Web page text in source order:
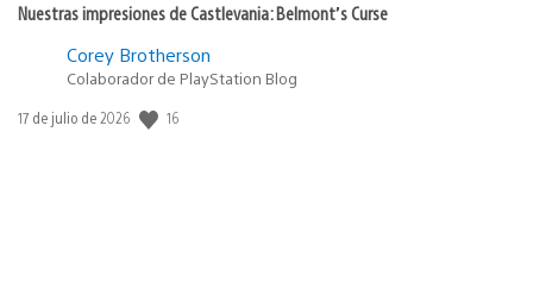
Nuestras impresiones de Castlevania: Belmont’s Curse
Corey Brotherson
Colaborador de PlayStation Blog
Fecha
17 de julio de 2026 16